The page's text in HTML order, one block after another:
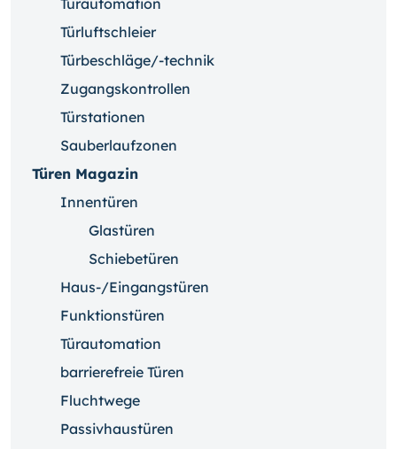
Türautomation
Türluftschleier
Türbeschläge/-technik
Zugangskontrollen
Türstationen
Sauberlaufzonen
Türen Magazin
Innentüren
Glastüren
Schiebetüren
Haus-/Eingangstüren
Funktionstüren
Türautomation
barrierefreie Türen
Fluchtwege
Passivhaustüren